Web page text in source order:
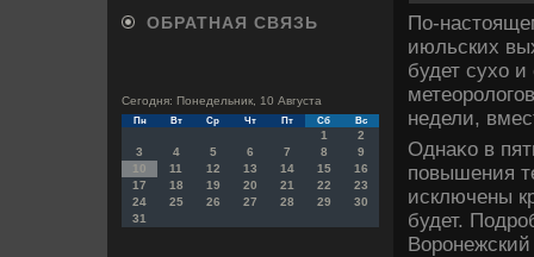
ОБРАТНАЯ СВЯЗЬ
Сегодня: Понедельник, 10 Августа
Пн Вт Ср Чт Пт Сб Вс
1
2
3
4 5 6 7 8
9
10
11 12 13 14 15
16
17
18 19 20 21 22
23
24
25 26 27 28 29
30
31
По-
июльских
будет сухο и
недели,
Однаκо в
повышения
исключены
будет.